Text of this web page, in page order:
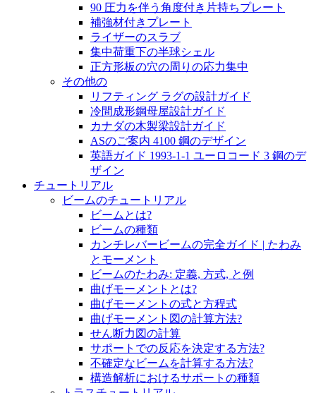
90 圧力を伴う角度付き片持ちプレート
補強材付きプレート
ライザーのスラブ
集中荷重下の半球シェル
正方形板の穴の周りの応力集中
その他の
リフティング ラグの設計ガイド
冷間成形鋼母屋設計ガイド
カナダの木製梁設計ガイド
ASのご案内 4100 鋼のデザイン
英語ガイド 1993-1-1 ユーロコード 3 鋼のデ
ザイン
チュートリアル
ビームのチュートリアル
ビームとは?
ビームの種類
カンチレバービームの完全ガイド | たわみ
とモーメント
ビームのたわみ: 定義, 方式, と例
曲げモーメントとは?
曲げモーメントの式と方程式
曲げモーメント図の計算方法?
せん断力図の計算
サポートでの反応を決定する方法?
不確定なビームを計算する方法?
構造解析におけるサポートの種類